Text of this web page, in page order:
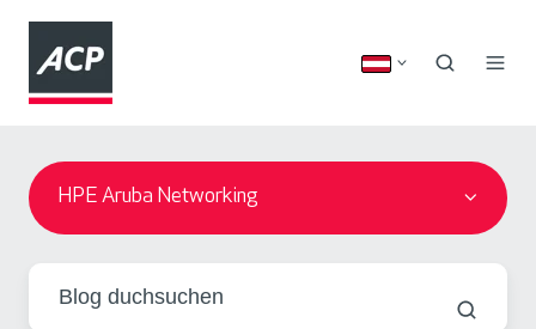
HPE Aruba Networking